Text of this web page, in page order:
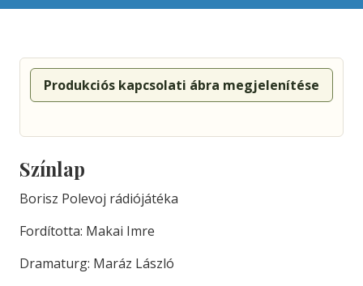
Produkciós kapcsolati ábra megjelenítése
Színlap
Borisz Polevoj rádiójátéka
Fordította: Makai Imre
Dramaturg: Maráz László